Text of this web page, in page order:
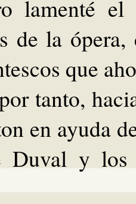
lamenté el
de la
que
tanto,
en ayuda
Duval y los